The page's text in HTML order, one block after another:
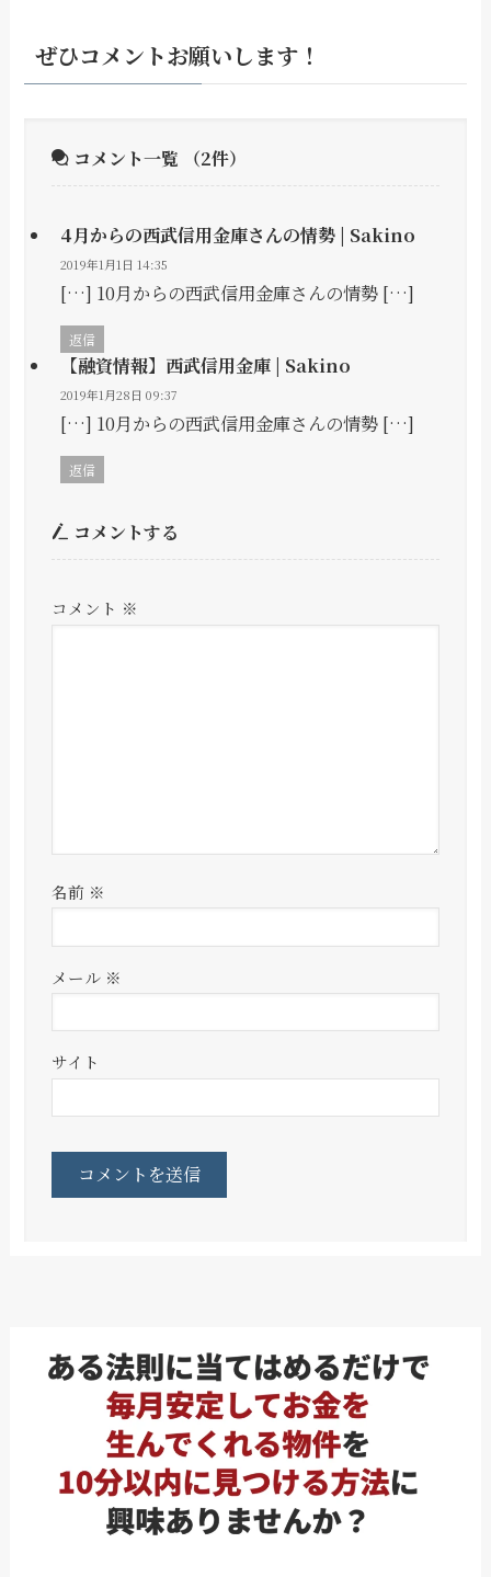
ぜひコメントお願いします！
コメント一覧 （2件）
4月からの西武信用金庫さんの情勢 | Sakino
2019年1月1日 14:35
[…] 10月からの西武信用金庫さんの情勢 […]
返信
【融資情報】西武信用金庫 | Sakino
2019年1月28日 09:37
[…] 10月からの西武信用金庫さんの情勢 […]
返信
コメントする
コメント ※
名前 ※
メール ※
サイト